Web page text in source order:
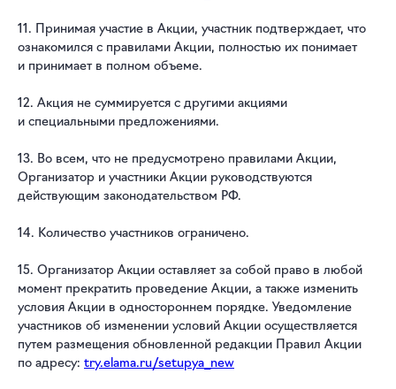
11. Принимая участие в Акции, участник подтверждает, что
ознакомился с правилами Акции, полностью их понимает
и принимает в полном объеме.
12. Акция не суммируется с другими акциями
и специальными предложениями.
13. Во всем, что не предусмотрено правилами Акции,
Организатор и участники Акции руководствуются
действующим законодательством РФ.
14. Количество участников ограничено.
15. Организатор Акции оставляет за собой право в любой
момент прекратить проведение Акции, а также изменить
условия Акции в одностороннем порядке. Уведомление
участников об изменении условий Акции осуществляется
путем размещения обновленной редакции Правил Акции
по адресу: try.elama.ru/setupya_new